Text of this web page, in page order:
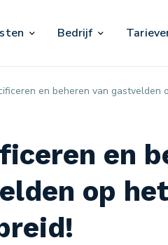
Bedrijf
en beheren van gastvelden
en
op